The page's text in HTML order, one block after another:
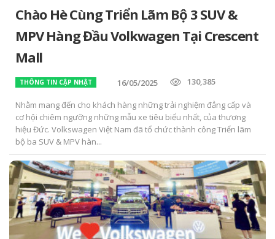
Chào Hè Cùng Triển Lãm Bộ 3 SUV &
MPV Hàng Đầu Volkwagen Tại Crescent
Mall
THÔNG TIN CẬP NHẬT 16/05/2025 130,385
Nhằm mang đến cho khách hàng những trải nghiệm đẳng cấp và
cơ hội chiêm ngưỡng những mẫu xe tiêu biểu nhất, của thương
hiệu Đức. Volkswagen Việt Nam đã tổ chức thành công Triển lãm
bộ ba SUV & MPV hàn...